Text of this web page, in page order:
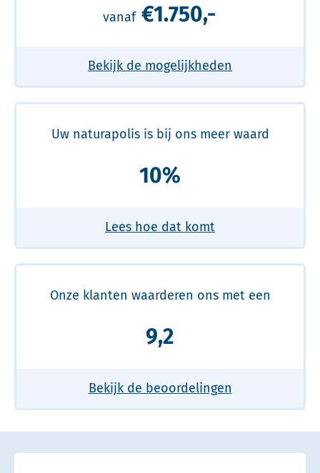
vanaf €1.750,-
Bekijk de mogelijkheden
Uw naturapolis is bij ons meer waard
10%
Lees hoe dat komt
Onze klanten waarderen ons met een
9,2
Bekijk de beoordelingen